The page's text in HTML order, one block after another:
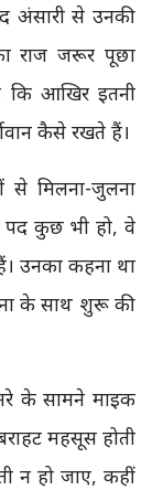
अंसारी से उनकी
राज जरूर पूछा
कि आखिर इतनी
कैसे रखते हैं।
से मिलना-जुलना
पद कुछ भी हो, वे
उनका कहना था
के साथ शुरू की
के सामने माइक
महसूस होती
न हो जाए, कहीं